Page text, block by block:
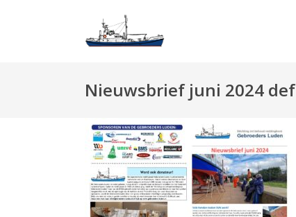
Nieuwsbrief juni 2024 def